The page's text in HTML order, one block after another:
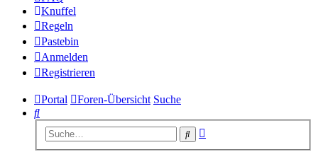
Knuffel
Regeln
Pastebin
Anmelden
Registrieren
Portal Foren-Übersicht Suche
Suche
Suche